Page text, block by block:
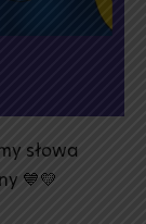
słowa
💙💛